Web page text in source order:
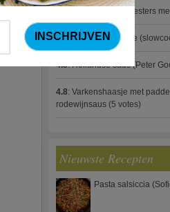
Gegratineerde oesters
4.8:Linzenbolognese
4.8:Hollandse saus (Peter
4.8: Varkenshaasje met
rodewijnsaus (5 votes)
Nieuwste Recepten
Pasta salsiccia